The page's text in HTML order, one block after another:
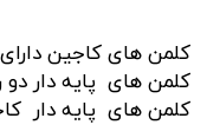
کلمن های کاجین
کلمن های پایه دار
کلمن های پایه دار